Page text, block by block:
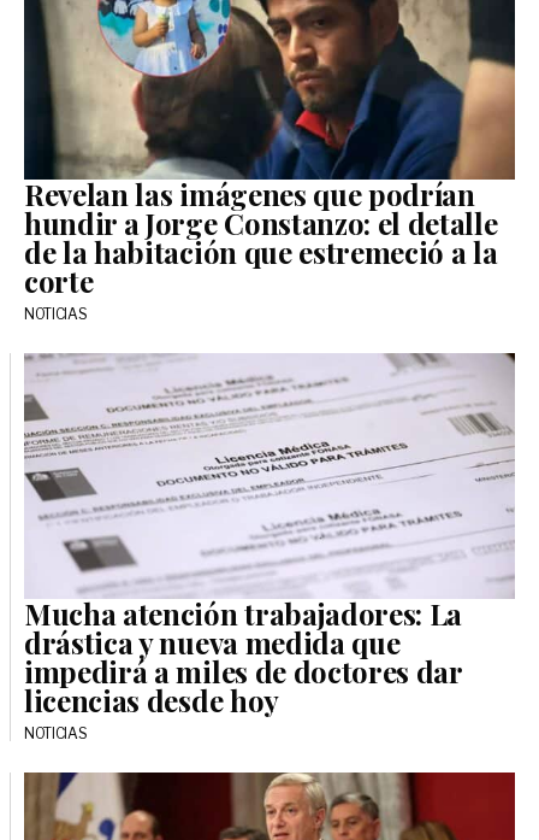
Revelan las imágenes que podrían
hundir a Jorge Constanzo: el detalle
de la habitación que estremeció a la
corte
NOTICIAS
Mucha atención trabajadores: La
drástica y nueva medida que
impedirá a miles de doctores dar
licencias desde hoy
NOTICIAS